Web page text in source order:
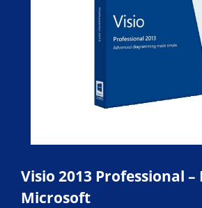
Visio 2013 Professional –
Microsoft